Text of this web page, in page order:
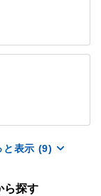
と表示 (9)
ら探す